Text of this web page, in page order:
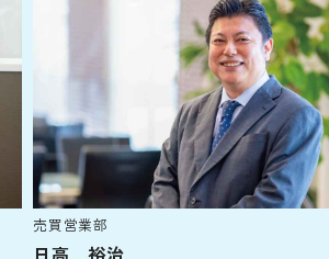
売買営業部
日高 裕治